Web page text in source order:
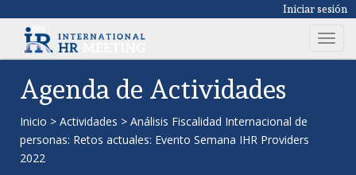
Iniciar sesión
T
o
Agenda de Actividades
Inicio > Actividades > Análisis Fiscalidad Internacional de
personas: Retos actuales: Evento Semana IHR Providers
2022